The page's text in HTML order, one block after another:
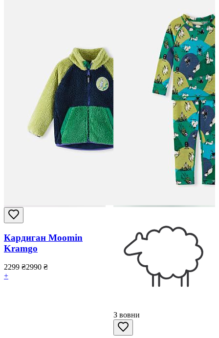
Кардиган Moomin
Kramgo
2299 ₴2990 ₴
+
З вовни